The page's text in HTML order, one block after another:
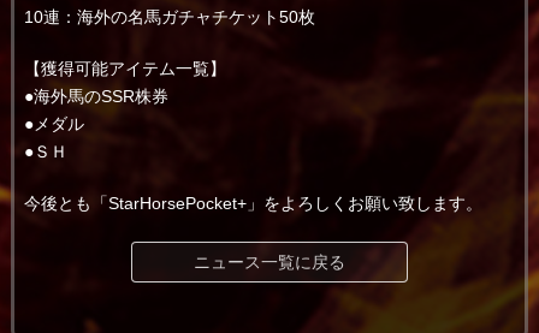
10連：海外の名馬ガチャチケット50枚
【獲得可能アイテム一覧】
●海外馬のSSR株券
●メダル
●ＳＨ
今後とも「StarHorsePocket+」をよろしくお願い致します。
ニュース一覧に戻る